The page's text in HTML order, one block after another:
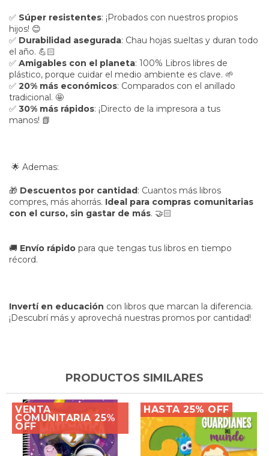
✅ Súper resistentes: ¡Probados con nuestros propios
hijos! 😊
✅ Durabilidad asegurada: Chau hojas sueltas y duran todo
el año. 💪🏻
✅ Amigables con el planeta: 100% Libros libres de
plástico, porque cuidar el medio ambiente es clave. 🌱
✅ 20% más económicos: Comparados con el anillado
tradicional. 🤩
✅ 30% más rápidos: ¡Directo de la impresora a tus
manos! 📗
🌟 Ademas:
🎁 Descuentos por cantidad: Cuantos más libros
compres, más ahorrás. Ideal para compras comunitarias
con el curso, sin gastar de más. 🤝🏻
🚚 Envío rápido para que tengas tus libros en tiempo
récord.
Invertí en educación con libros que marcan la diferencia.
¡Descubrí más y aprovechá nuestras promos por cantidad!
PRODUCTOS SIMILARES
VENTA
COMUNITARIA 25%
OFF
HASTA 25% OFF